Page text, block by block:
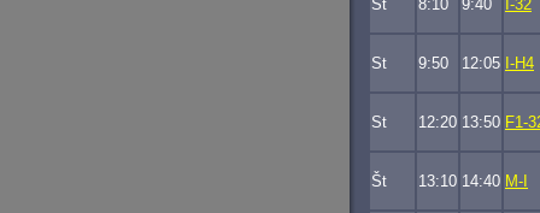
St 8:10 9:40 I-32
St 9:50 12:05 I-H4
St 12:20 13:50 F1-
Št 13:10 14:40 M-I